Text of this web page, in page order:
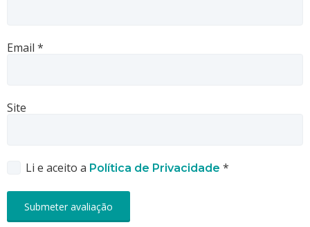
Email *
Site
Li e aceito a Política de Privacidade *